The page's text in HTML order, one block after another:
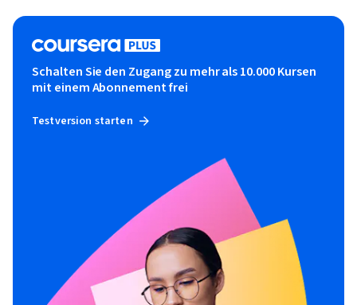
Schalten Sie den Zugang zu mehr als 10.000 Kursen
mit einem Abonnement frei
Testversion starten